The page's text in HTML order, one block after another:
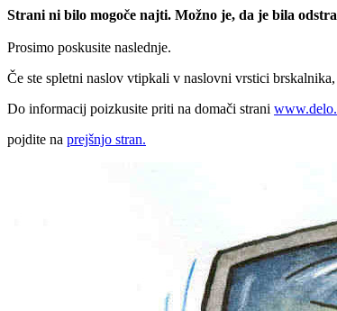
Strani ni bilo mogoče najti. Možno je, da je bila
Prosimo poskusite naslednje.
Če ste spletni naslov vtipkali v naslovni vrstici
Do informacij poizkusite priti na domači strani
pojdite na prejšnjo stran.